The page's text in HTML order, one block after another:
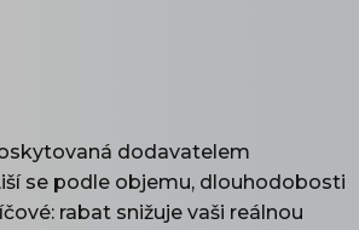
dodavatelem
se podle objemu, dlouhodobosti
rabat snižuje vaši reálnou